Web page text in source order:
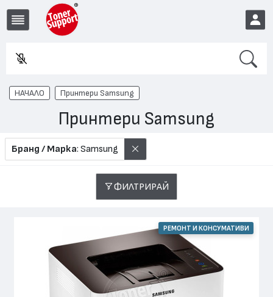
НАЧАЛО Принтери Samsung
Принтери Samsung
Бранд / Марка: Samsung
ФИЛТРИРАЙ
РЕМОНТ И КОНСУМАТИВИ